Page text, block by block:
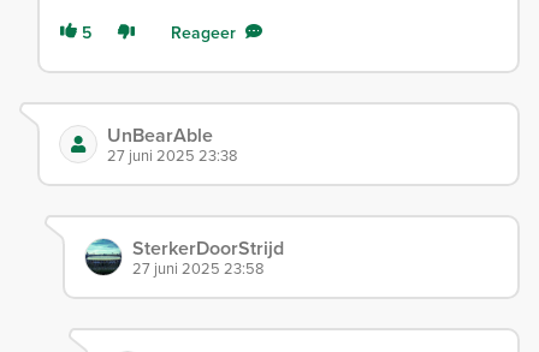
5 Reageer
UnBearAble
27 juni 2025 23:38
SterkerDoorStrijd
27 juni 2025 23:58